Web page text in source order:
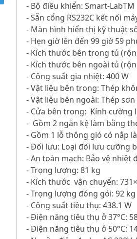
- Bộ điều khiển: Smart-LabTM
- Sẵn cổng RS232C kết nối
- Màn hình hiển thị kỹ thuật
- Hẹn giờ lên đến 99 giờ 59
- Kích thước bên trong tủ
- Kích thước bên ngoài tủ
- Công suất gia nhiệt: 400 W
- Vật liệu bên trong: Thép
- Vật liệu bên ngoài: Thép
- Cửa bên trong: Kính cường
- Gồm 2 ngăn kệ làm bằng
- Gồm 1 lỗ thông gió có nắp
- Đối lưu: Loại đối lưu cưỡng
- An toàn mạch: Bảo vệ nhiệt
- Trọng lượng: 81 kg
- Kích thước vận chuyển:
- Trọng lượng đóng gói: 92 kg
- Công suất tiêu thụ: 438.1 W
- Điện năng tiêu thụ ở 37°C:
- Điện năng tiêu thụ ở 50°C: